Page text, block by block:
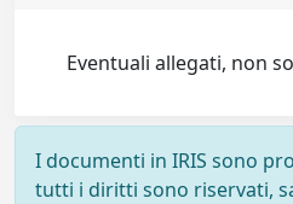
Eventuali allegati, non
I documenti in IRIS sono
tutti i diritti sono riservati,